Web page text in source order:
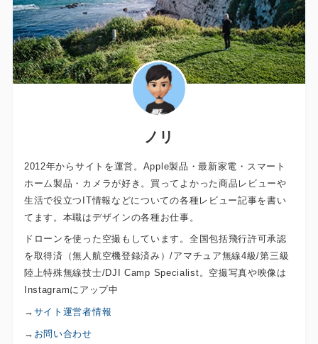
ノリ
2012年からサイトを運営。Apple製品・最新家電・スマート
ホーム製品・カメラが好き。買ってよかった商品レビューや
生活で役立つIT情報などについての各種レビュー記事を書い
てます。本職はデザインの各種お仕事。
ドローンを使った空撮もしています。全国包括飛行許可承認
を取得済（無人航空機登録済み）/アマチュア無線4級/第三級
陸上特殊無線技士/DJI Camp Specialist。空撮写真や映像は
Instagramにアップ中
→ サイト運営者情報
→ お問い合わせ